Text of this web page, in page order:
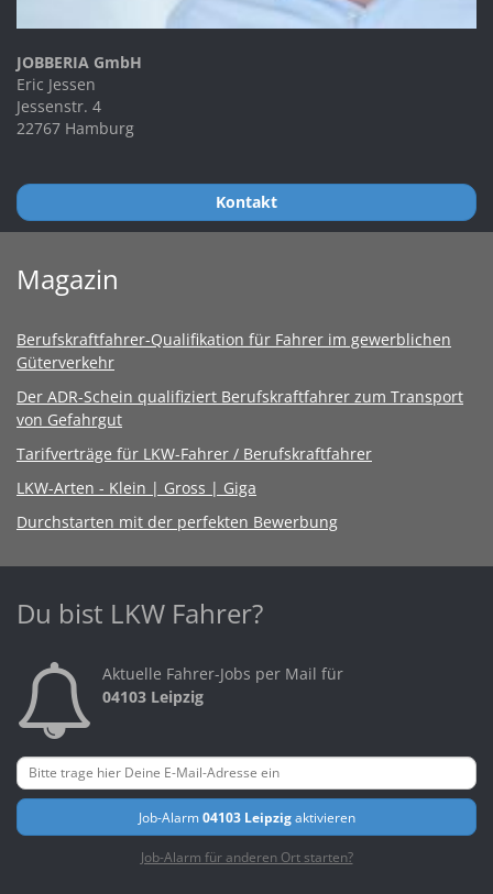
JOBBERIA GmbH
Eric Jessen
Jessenstr. 4
22767 Hamburg
Kontakt
Magazin
Berufskraftfahrer-Qualifikation für Fahrer im gewerblichen
Güterverkehr
Der ADR-Schein qualifiziert Berufskraftfahrer zum Transport
von Gefahrgut
Tarifverträge für LKW-Fahrer / Berufskraftfahrer
LKW-Arten - Klein | Gross | Giga
Durchstarten mit der perfekten Bewerbung
Du bist LKW Fahrer?
Aktuelle Fahrer-Jobs per Mail für
04103 Leipzig
Job-Alarm04103 Leipzigaktivieren
Job-Alarm für anderen Ort starten?